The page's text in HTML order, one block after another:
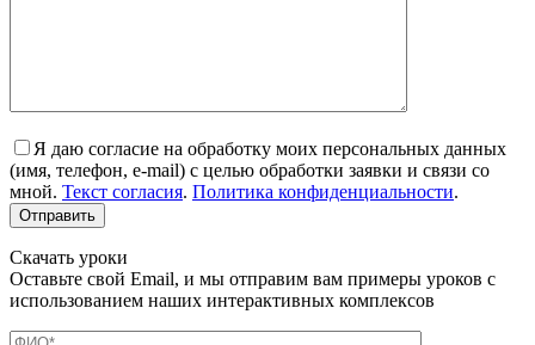
Я даю согласие на обработку моих персональных данных
(имя, телефон, e-mail) с целью обработки заявки и связи со
мной. Текст согласия. Политика конфиденциальности.
Скачать уроки
Оставьте свой Email, и мы отправим вам примеры уроков с
использованием наших интерактивных комплексов